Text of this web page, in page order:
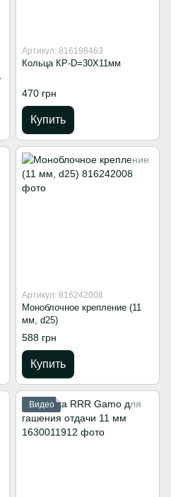
Артикул: 816198463
Кольца КР-D=30Х11мм
470 грн
Купить
Артикул: 816242008
Моноблочное крепление (11
мм, d25)
588 грн
Купить
Видео